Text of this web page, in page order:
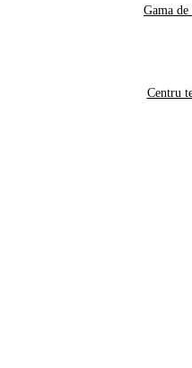
Gama de
Centru